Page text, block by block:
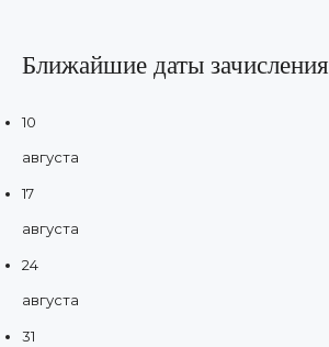
Ближайшие даты зачисления
10
августа
17
августа
24
августа
31